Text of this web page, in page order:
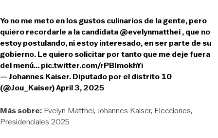
Yo no me meto en los gustos culinarios de la gente, pero
quiero recordarle a la candidata@evelynmatthei, que no
estoy postulando, ni estoy interesado, en ser parte de su
gobierno. Le quiero solicitar por tanto que me deje fuera
del menú...pic.twitter.com/rPBImokhYi
— Johannes Kaiser. Diputado por el distrito 10
(@Jou_Kaiser)April 3, 2025
Más sobre: Evelyn Matthei Johannes Kaiser Elecciones
Presidenciales 2025